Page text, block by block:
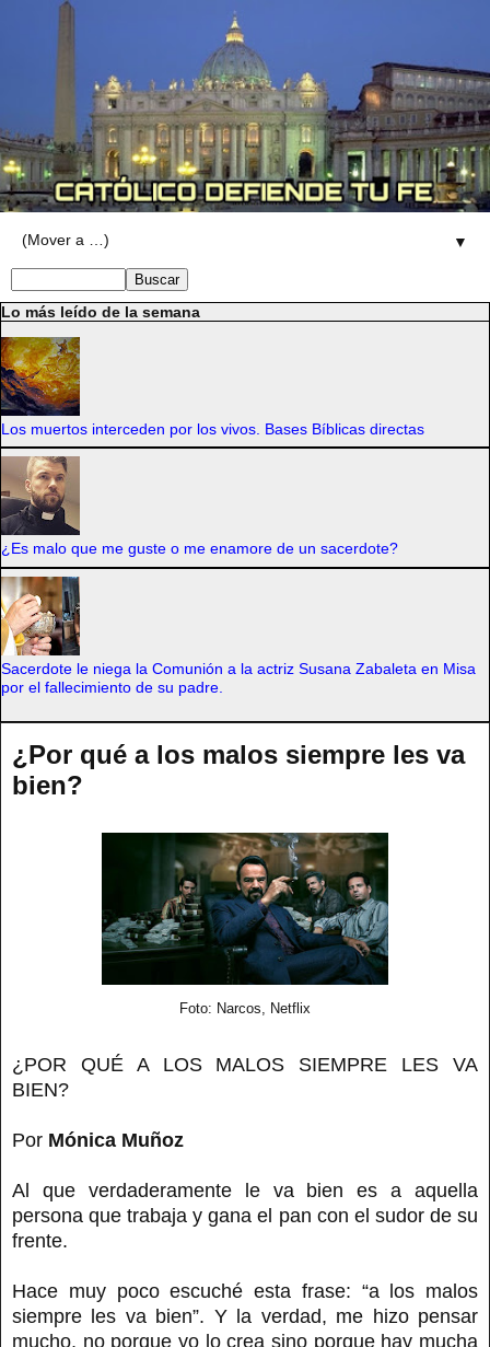
▼
Lo más leído de la semana
Los muertos interceden por los vivos. Bases Bíblicas directas
¿Es malo que me guste o me enamore de un sacerdote?
Sacerdote le niega la Comunión a la actriz Susana Zabaleta en Misa
por el fallecimiento de su padre.
¿Por qué a los malos siempre les va
bien?
Foto: Narcos, Netflix
¿POR QUÉ A LOS MALOS SIEMPRE LES VA
BIEN?
Por Mónica Muñoz
Al que verdaderamente le va bien es a aquella
persona que trabaja y gana el pan con el sudor de su
frente.
Hace muy poco escuché esta frase: “a los malos
siempre les va bien”. Y la verdad, me hizo pensar
mucho, no porque yo lo crea sino porque hay mucha